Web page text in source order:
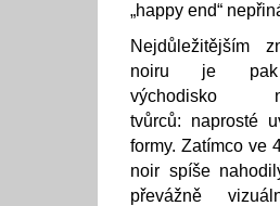
„happy end“
Nejdůležitějším
noiru je pak
východisko
tvůrců: naprosté
formy. Zatímco ve
noir spíše
převážně